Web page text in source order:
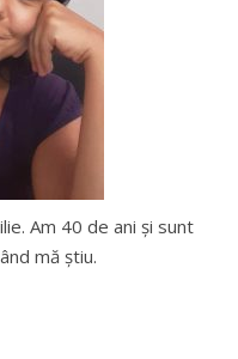
Am 40 de ani şi sunt
mă ştiu.